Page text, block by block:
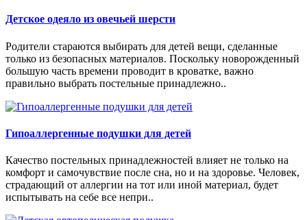
Детское одеяло из овечьей шерсти
Родители стараются выбирать для детей вещи, сделанные
только из безопасных материалов. Поскольку новорожденный
большую часть времени проводит в кроватке, важно
правильно выбрать постельные принадлежно..
Гипоаллергенные подушки для детей
Качество постельных принадлежностей влияет не только на
комфорт и самочувствие после сна, но и на здоровье. Человек,
страдающий от аллергии на тот или иной материал, будет
испытывать на себе все непри..